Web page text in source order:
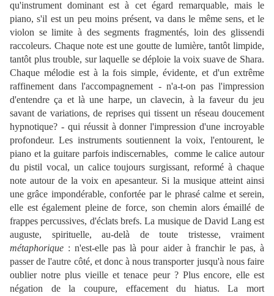
qu'instrument dominant est à cet égard remarquable, mais le
piano, s'il est un peu moins présent, va dans le même sens, et le
violon se limite à des segments fragmentés, loin des glissendi
raccoleurs. Chaque note est une goutte de lumière, tantôt limpide,
tantôt plus trouble, sur laquelle se déploie la voix suave de Shara.
Chaque mélodie est à la fois simple, évidente, et d'un extrême
raffinement dans l'accompagnement - n'a-t-on pas l'impression
d'entendre ça et là une harpe, un clavecin, à la faveur du jeu
savant de variations, de reprises qui tissent un réseau doucement
hypnotique? - qui réussit à donner l'impression d'une incroyable
profondeur. Les instruments soutiennent la voix, l'entourent, le
piano et la guitare parfois indiscernables, comme le calice autour
du pistil vocal, un calice toujours surgissant, reformé à chaque
note autour de la voix en apesanteur. Si la musique atteint ainsi
une grâce impondérable, confortée par le phrasé calme et serein,
elle est également pleine de force, son chemin alors émaillé de
frappes percussives, d'éclats brefs. La musique de David Lang est
auguste, spirituelle, au-delà de toute tristesse, vraiment
métaphorique : n'est-elle pas là pour aider à franchir le pas, à
passer de l'autre côté, et donc à nous transporter jusqu'à nous faire
oublier notre plus vieille et tenace peur ? Plus encore, elle est
négation de la coupure, effacement du hiatus. La mort